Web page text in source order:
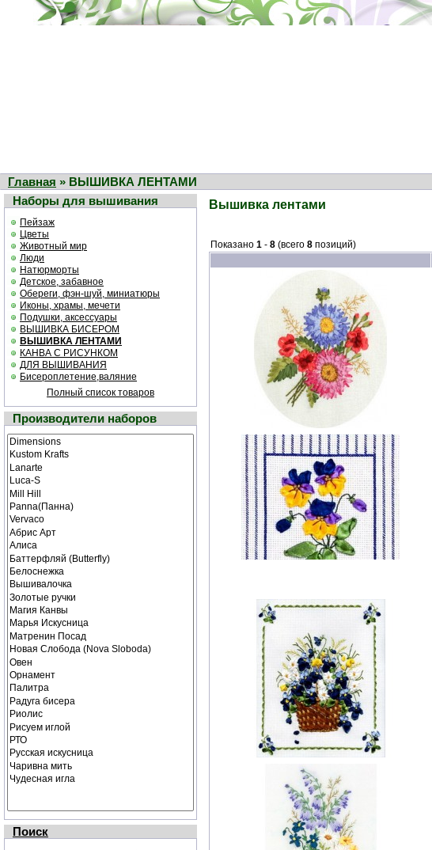
Главная » ВЫШИВКА ЛЕНТАМИ
Наборы для вышивания
Пейзаж
Цветы
Животный мир
Люди
Натюрморты
Детское, забавное
Обереги, фэн-шуй, миниатюры
Иконы, храмы, мечети
Подушки, аксессуары
ВЫШИВКА БИСЕРОМ
ВЫШИВКА ЛЕНТАМИ
КАНВА С РИСУНКОМ
ДЛЯ ВЫШИВАНИЯ
Бисероплетение,валяние
Полный список товаров
Производители наборов
Поиск
Вышивка лентами
Показано 1 - 8 (всего 8 позиций)